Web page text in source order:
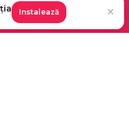
Instalează ✕